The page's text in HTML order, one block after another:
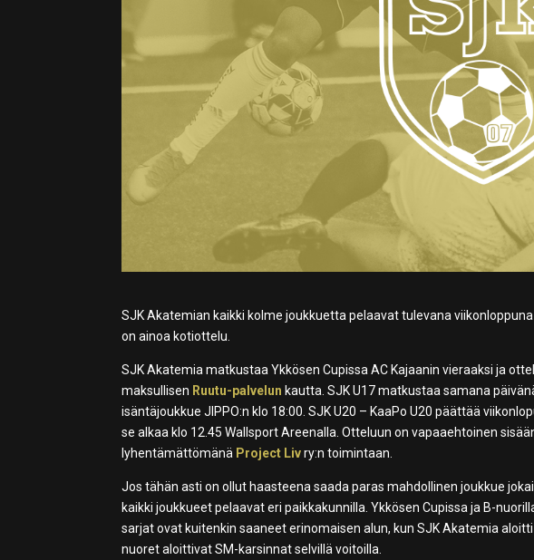
SJK Akatemian kaikki kolme joukkuetta pelaavat tulevana
on ainoa kotiottelu.
SJK Akatemia matkustaa Ykkösen Cupissa AC Kajaanin vieraaksi ja
maksullisen Ruutu-palvelun kautta. SJK U17 matkustaa samana
isäntäjoukkue JIPPO:n klo 18:00. SJK U20 – KaaPo U20 päättää
se alkaa klo 12.45 Wallsport Areenalla. Otteluun on vapaaehtoinen
lyhentämättömänä Project Livry:n toimintaan.
Jos tähän asti on ollut haasteena saada paras mahdollinen joukkue
kaikki joukkueet pelaavat eri paikkakunnilla. Ykkösen Cupissa ja B-
sarjat ovat kuitenkin saaneet erinomaisen alun, kun SJK Akatemia
nuoret aloittivat SM-karsinnat selvillä voitoilla.